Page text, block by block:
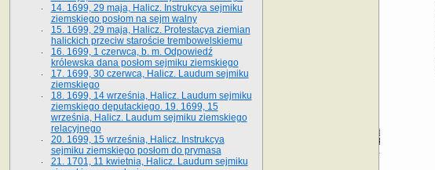
14. 1699, 29 maja, Halicz. Instrukcya sejmiku
ziemskiego posłom na sejm walny
15. 1699, 29 maja, Halicz. Protestacya ziemian
halickich przeciw staroście trembowelskiemu
16. 1699, 1 czerwca, b. m. Odpowiedź
królewska dana posłom sejmiku ziemskiego
17. 1699, 30 czerwca, Halicz. Laudum sejmiku
ziemskiego
18. 1699, 14 września, Halicz. Laudum sejmiku
ziemskiego deputackiego. 19. 1699, 15
września, Halicz. Laudum sejmiku ziemskiego
relacyjnego
20. 1699, 15 września, Halicz. Instrukcya
sejmiku ziemskiego posłom do prymasa
21. 1701, 11 kwietnia, Halicz. Laudum sejmiku